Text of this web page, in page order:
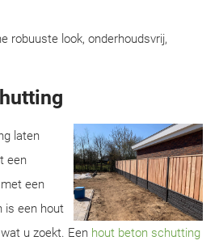
robuuste look, onderhoudsvrij,
laten
een
een
is een hout
u zoekt. Een hout beton schutting